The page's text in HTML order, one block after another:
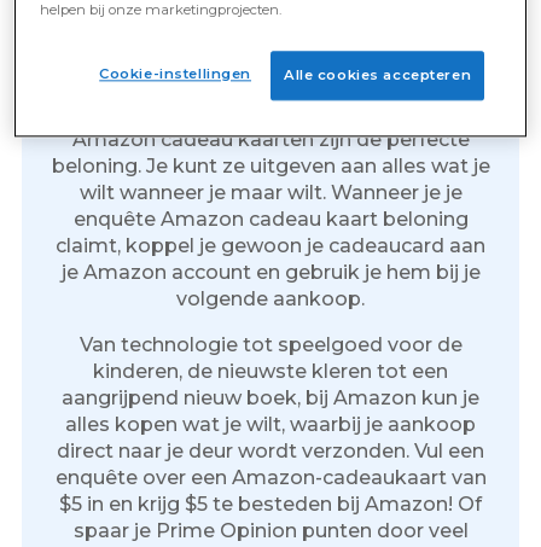
Amazon Cadeaubonnen: Het
perfecte cadeau voor alles
en iedereen
Amazon cadeau kaarten zijn de perfecte
beloning. Je kunt ze uitgeven aan alles wat je
wilt wanneer je maar wilt. Wanneer je je
enquête Amazon cadeau kaart beloning
claimt, koppel je gewoon je cadeaucard aan
je Amazon account en gebruik je hem bij je
volgende aankoop.
Van technologie tot speelgoed voor de
kinderen, de nieuwste kleren tot een
aangrijpend nieuw boek, bij Amazon kun je
alles kopen wat je wilt, waarbij je aankoop
direct naar je deur wordt verzonden. Vul een
enquête over een Amazon-cadeaukaart van
$5 in en krijg $5 te besteden bij Amazon! Of
spaar je Prime Opinion punten door veel
helpen bij onze marketingprojecten.
Alle cookies accepteren
Cookie-instellingen